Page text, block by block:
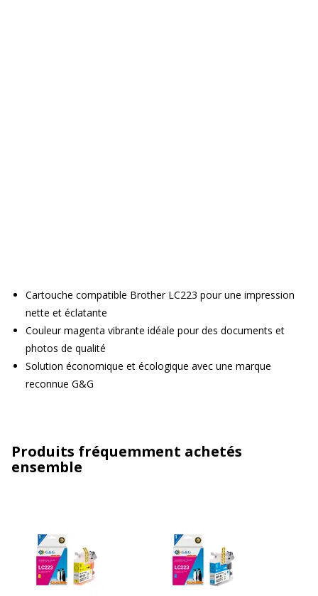
Cartouche compatible Brother LC223 pour une impression
nette et éclatante
Couleur magenta vibrante idéale pour des documents et
photos de qualité
Solution économique et écologique avec une marque
reconnue G&G
Produits fréquemment achetés
ensemble